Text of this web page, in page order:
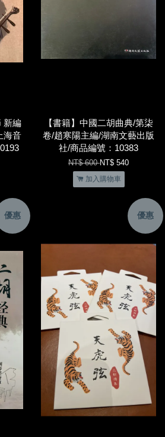
新編
海音
【書籍】中國二胡曲典/第柒
卷/趙寒陽主編/湖南文藝出版
社/商品編號：10383
NT$ 600NT$ 540
加入購物車
優惠 優惠